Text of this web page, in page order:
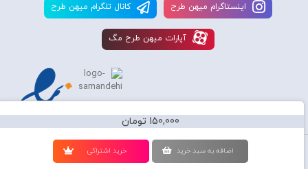
150,000 تومان
اضافه به سبد خريد خريد اشتراکی
اينستاگرام ميهن طرح کانال تلگرام ميهن طرح
آپارات ميهن طرح مگ
استفاده از محصولات سايت میهن طرح برای مقاصد تجاری ممنوع و موجب پیگرد
قانونی میباشد و کليه حقوق اين سايت متعلق به شرکت دانش بنیان میهن طرح